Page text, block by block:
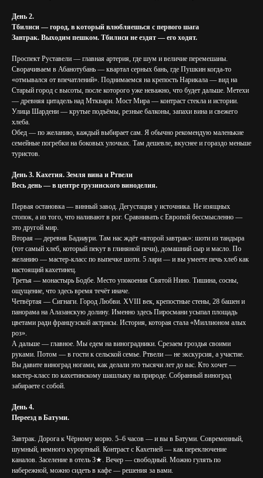
День 2.
Тбилиси — город, в который влюбляешься с первого шага
Завтрак. Выходим пешком. Тбилиси не ездят — его ходят.
Проспект Руставели — главная артерия, где шум и величие перемешаны.
Сворачиваем в Абанотубань — квартал серных бань, где Пушкин когда-то
«отмывался от впечатлений». Поднимаемся на крепость Нарикала — вид на
Старый город с высоты, после которого уже неважно, что будет дальше. Метехи
— древняя цитадель над Мтквари. Мост Мира — контраст стекла и истории.
Улица Шардени — крутые подъёмы, резные балконы, запахи вина и свежего
хлеба.
Обед — по желанию, каждый выбирает сам. Я обычно рекомендую маленькие
семейные погребки на боковых улочках. Там дешевле, вкуснее и гораздо меньше
туристов.
День 3. Кахетия. Земля вина и Ртвели
Весь день — в центре грузинского виноделия.
Первая остановка — винный завод. Дегустация у источника. Не изящных
стопок, а из того, что наливают в рог. Сравнивать с Европой бессмысленно —
это другой мир.
Вторая — деревня Бадиаури. Там нас ждёт «второй завтрак»: шоти из тандыра
(тот самый хлеб, который пекут в глиняной печи), домашний сыр и масло. По
желанию — мастер-класс по выпечке шоти. 5 лари — и вы умеете печь хлеб как
настоящий кахетинец.
Третья — монастырь Бодбе. Место упокоения Святой Нино. Тишина, сосны,
ощущение, что здесь время течёт иначе.
Четвёртая — Сигнаги. Город Любви. XVIII век, крепостные стены, 28 башен и
панорама на Алазанскую долину. Именно здесь Пиросмани усыпал площадь
цветами ради французской актрисы. История, которая стала «Миллионом алых
роз».
А дальше — главное. Мы едем на виноградники. Срезаем гроздья своими
руками. Потом — в гости к сельской семье. Ртвели — не экскурсия, а участие.
Вы давите виноград ногами, как делали это тысячи лет до вас. Кто хочет —
мастер-класс по кахетинскому шашлыку на природе. Собранный виноград
забираете с собой.
День 4.
Переезд в Батуми.
Завтрак. Дорога к Чёрному морю. 5–6 часов — и вы в Батуми. Современный,
шумный, немного курортный. Контраст с Кахетией — как переключение
каналов. Заселение в отель 3★. Вечер — свободный. Можно гулять по
набережной, можно сидеть в кафе — решения за вами.